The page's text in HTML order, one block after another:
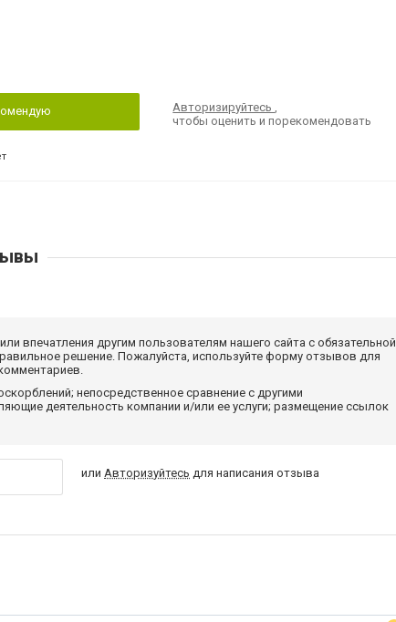
Авторизируйтесь,
чтобы оценить и порекомендовать
впечатления другим пользователям нашего сайта с обязательной
решение. Пожалуйста, используйте форму отзывов для
непосредственное сравнение с другими
деятельность компании и/или ее услуги; размещение ссылок
илиАвторизуйтесь для написания отзыва